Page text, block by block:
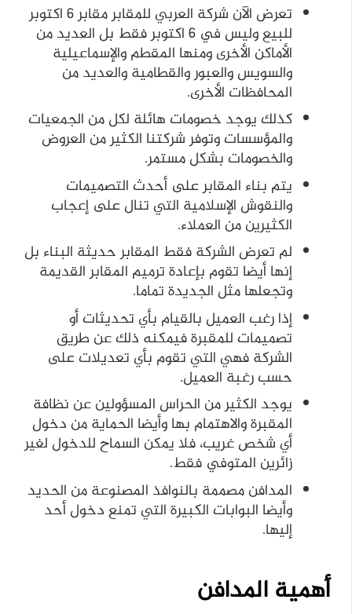
تعرض الآن شركة العربي للمقابر مقابر 6 اكتوبر
للبيع وليس في 6 اكتوبر فقط بل العديد من
الأماكن الأخرى ومنها المقطم والإسماعيلية
والسويس والعبور والقطامية والعديد من
المحافظات الأخرى.
كذلك يوجد خصومات هائلة لكل من الجمعيات
والمؤسسات وتوفر شركتنا الكثير من العروض
والخصومات بشكل مستمر.
يتم بناء المقابر على أحدث التصميمات
والنقوش الإسلامية التي تنال على إعجاب
الكثيرين من العملاء.
لم تعرض الشركة فقط المقابر حديثة البناء بل
إنها أيضا تقوم بإعادة ترميم المقابر القديمة
وتجعلها مثل الجديدة تماما.
إذا رغب العميل بالقيام بأي تحديثات أو
تصميمات للمقبرة فيمكنه ذلك عن طريق
الشركة فهي التي تقوم بأي تعديلات على
حسب رغبة العميل.
يوجد الكثير من الحراس المسؤولين عن نظافة
المقبرة والاهتمام بها وأيضا الحماية من دخول
أي شخص غريب، فلا يمكن السماح للدخول لغير
زائرين المتوفي فقط.
المدافن مصممة بالنوافذ المصنوعة من الحديد
وأيضا البوابات الكبيرة التي تمنع دخول أحد
إليها.
أهمية المدافن